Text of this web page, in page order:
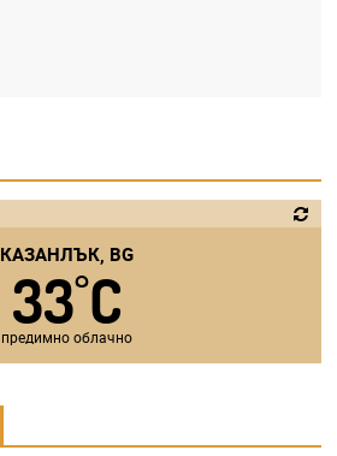
КАЗАНЛЪК, BG
33°C
предимно облачно